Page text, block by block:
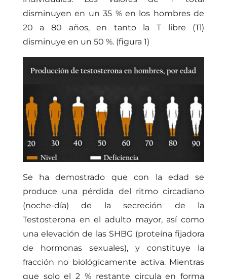
disminuyen en un 35 % en los hombres de
20 a 80 años, en tanto la T libre (Tl)
disminuye en un 50 %. (figura 1)
Se ha demostrado que con la edad se
produce una pérdida del ritmo circadiano
(noche-día) de la secreción de la
Testosterona en el adulto mayor, así como
una elevación de las SHBG (proteína fijadora
de hormonas sexuales), y constituye la
fracción no biológicamente activa. Mientras
que solo el 2 % restante circula en forma